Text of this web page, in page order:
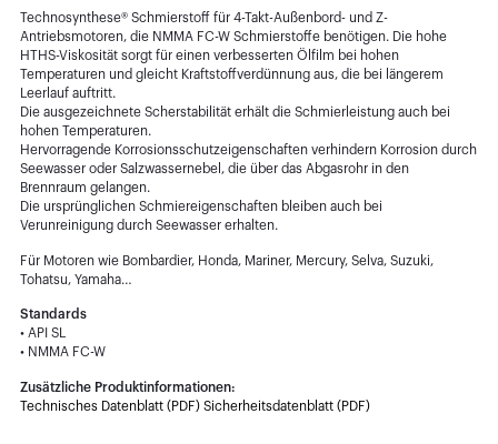
Technosynthese® Schmierstoff für 4-Takt-Außenbord- und Z-
Antriebsmotoren, die NMMA FC-W Schmierstoffe benötigen. Die hohe
HTHS-Viskosität sorgt für einen verbesserten Ölfilm bei hohen
Temperaturen und gleicht Kraftstoffverdünnung aus, die bei längerem
Leerlauf auftritt.
Die ausgezeichnete Scherstabilität erhält die Schmierleistung auch bei
hohen Temperaturen.
Hervorragende Korrosionsschutzeigenschaften verhindern Korrosion durch
Seewasser oder Salzwassernebel, die über das Abgasrohr in den
Brennraum gelangen.
Die ursprünglichen Schmiereigenschaften bleiben auch bei
Verunreinigung durch Seewasser erhalten.
Für Motoren wie Bombardier, Honda, Mariner, Mercury, Selva, Suzuki,
Tohatsu, Yamaha…
Standards
• API SL
• NMMA FC-W
Zusätzliche Produktinformationen:
Technisches Datenblatt (PDF) Sicherheitsdatenblatt (PDF)